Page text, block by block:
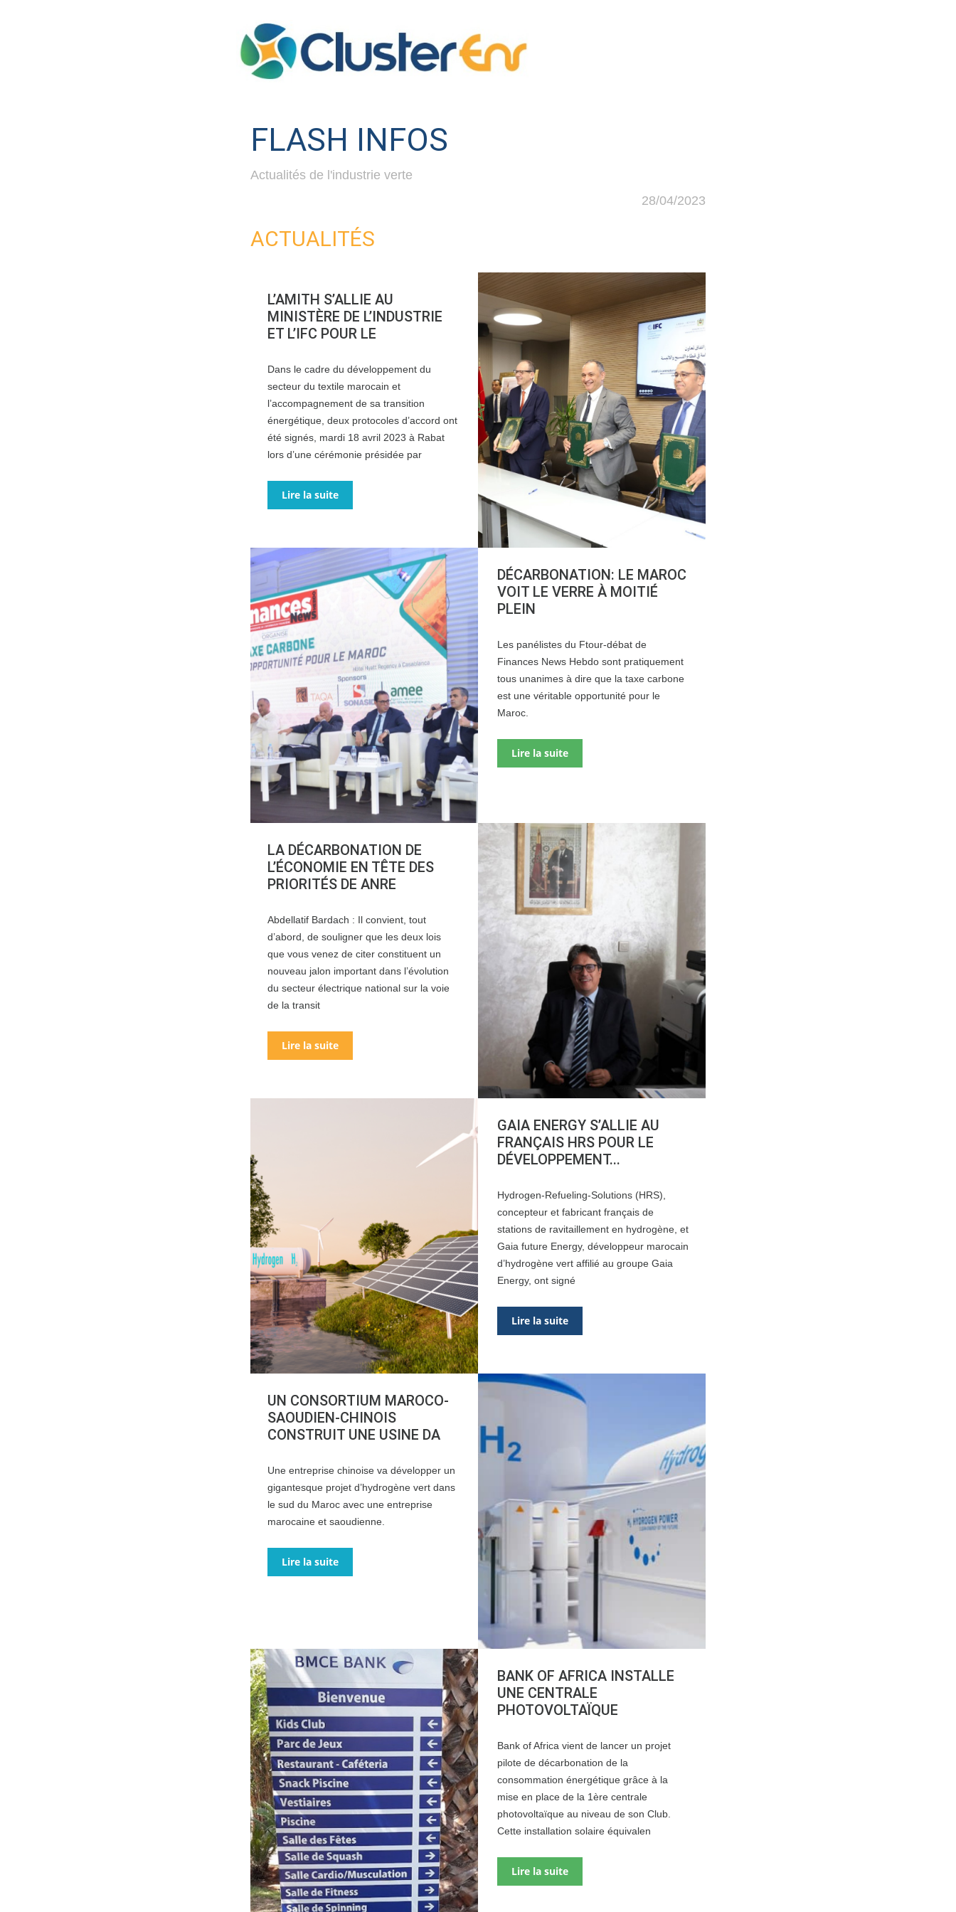
FLASH INFOS
Actualités de l'industrie verte
28/04/2023
ACTUALITÉS
L’AMITH S’ALLIE AU
MINISTÈRE DE L’INDUSTRIE
ET L’IFC POUR LE
Dans le cadre du développement du
secteur du textile marocain et
l’accompagnement de sa transition
énergétique, deux protocoles d’accord ont
été signés, mardi 18 avril 2023 à Rabat
lors d’une cérémonie présidée par
Lire la suite
DÉCARBONATION: LE MAROC
VOIT LE VERRE À MOITIÉ
PLEIN
Les panélistes du Ftour-débat de
Finances News Hebdo sont pratiquement
tous unanimes à dire que la taxe carbone
est une véritable opportunité pour le
Maroc.
Lire la suite
LA DÉCARBONATION DE
L’ÉCONOMIE EN TÊTE DES
PRIORITÉS DE ANRE
Abdellatif Bardach : Il convient, tout
d’abord, de souligner que les deux lois
que vous venez de citer constituent un
nouveau jalon important dans l’évolution
du secteur électrique national sur la voie
de la transit
Lire la suite
GAIA ENERGY S’ALLIE AU
FRANÇAIS HRS POUR LE
DÉVELOPPEMENT...
Hydrogen-Refueling-Solutions (HRS),
concepteur et fabricant français de
stations de ravitaillement en hydrogène, et
Gaia future Energy, développeur marocain
d’hydrogène vert affilié au groupe Gaia
Energy, ont signé
Lire la suite
UN CONSORTIUM MAROCO-
SAOUDIEN-CHINOIS
CONSTRUIT UNE USINE DA
Une entreprise chinoise va développer un
gigantesque projet d’hydrogène vert dans
le sud du Maroc avec une entreprise
marocaine et saoudienne.
Lire la suite
BANK OF AFRICA INSTALLE
UNE CENTRALE
PHOTOVOLTAÏQUE
Bank of Africa vient de lancer un projet
pilote de décarbonation de la
consommation énergétique grâce à la
mise en place de la 1ère centrale
photovoltaïque au niveau de son Club.
Cette installation solaire équivalen
Lire la suite